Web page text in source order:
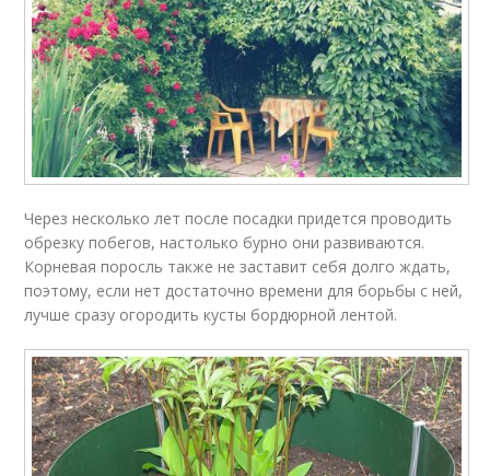
Через несколько лет после посадки придется проводить
обрезку побегов, настолько бурно они развиваются.
Корневая поросль также не заставит себя долго ждать,
поэтому, если нет достаточно времени для борьбы с ней,
лучше сразу огородить кусты бордюрной лентой.